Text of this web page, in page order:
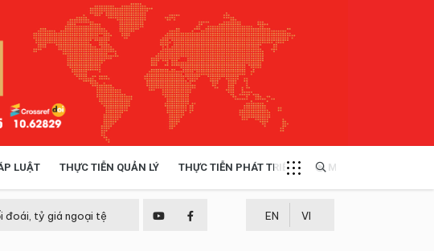
LUẬT THỰC TIỄN QUẢN LÝ THỰC TIỄN PHÁT TRIỂN MULTIMEDIA
đoái, tỷ giá ngoại tệ EN VI